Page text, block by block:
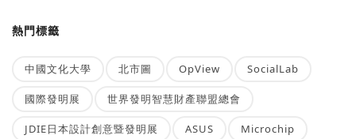
熱門標籤
中國文化大學 北市圖 OpView SocialLab
國際發明展 世界發明智慧財產聯盟總會
JDIE日本設計創意暨發明展 ASUS Microchip